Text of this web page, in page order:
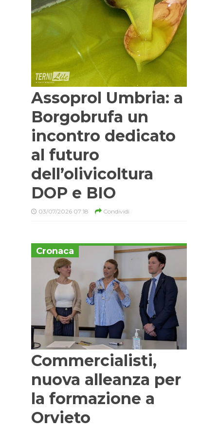
Assoprol Umbria: a
Borgobrufa un
incontro dedicato
al futuro
dell’olivicoltura
DOP e BIO
03/07/2026 07:18 Condividi
Cronaca
Commercialisti,
nuova alleanza per
la formazione a
Orvieto